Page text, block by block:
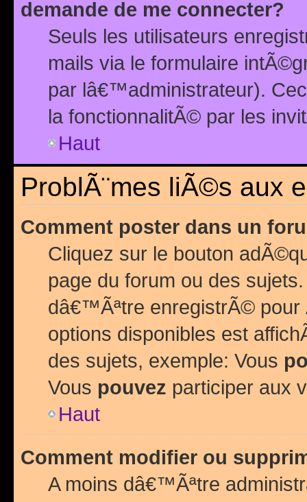
demande de me connecter?
Seuls les utilisateurs
mails via le formulaire
par lâ€™administrateur).
la fonctionnalitÃ© par les
Haut
ProblÃ¨mes liÃ©s aux
Comment poster dans un
Cliquez sur le bouton
page du forum ou des
dâ€™Ãªtre enregistrÃ©
options disponibles est
des sujets, exemple: Vous
Vous pouvez participer aux
Haut
Comment modifier ou
A moins dâ€™Ãªtre